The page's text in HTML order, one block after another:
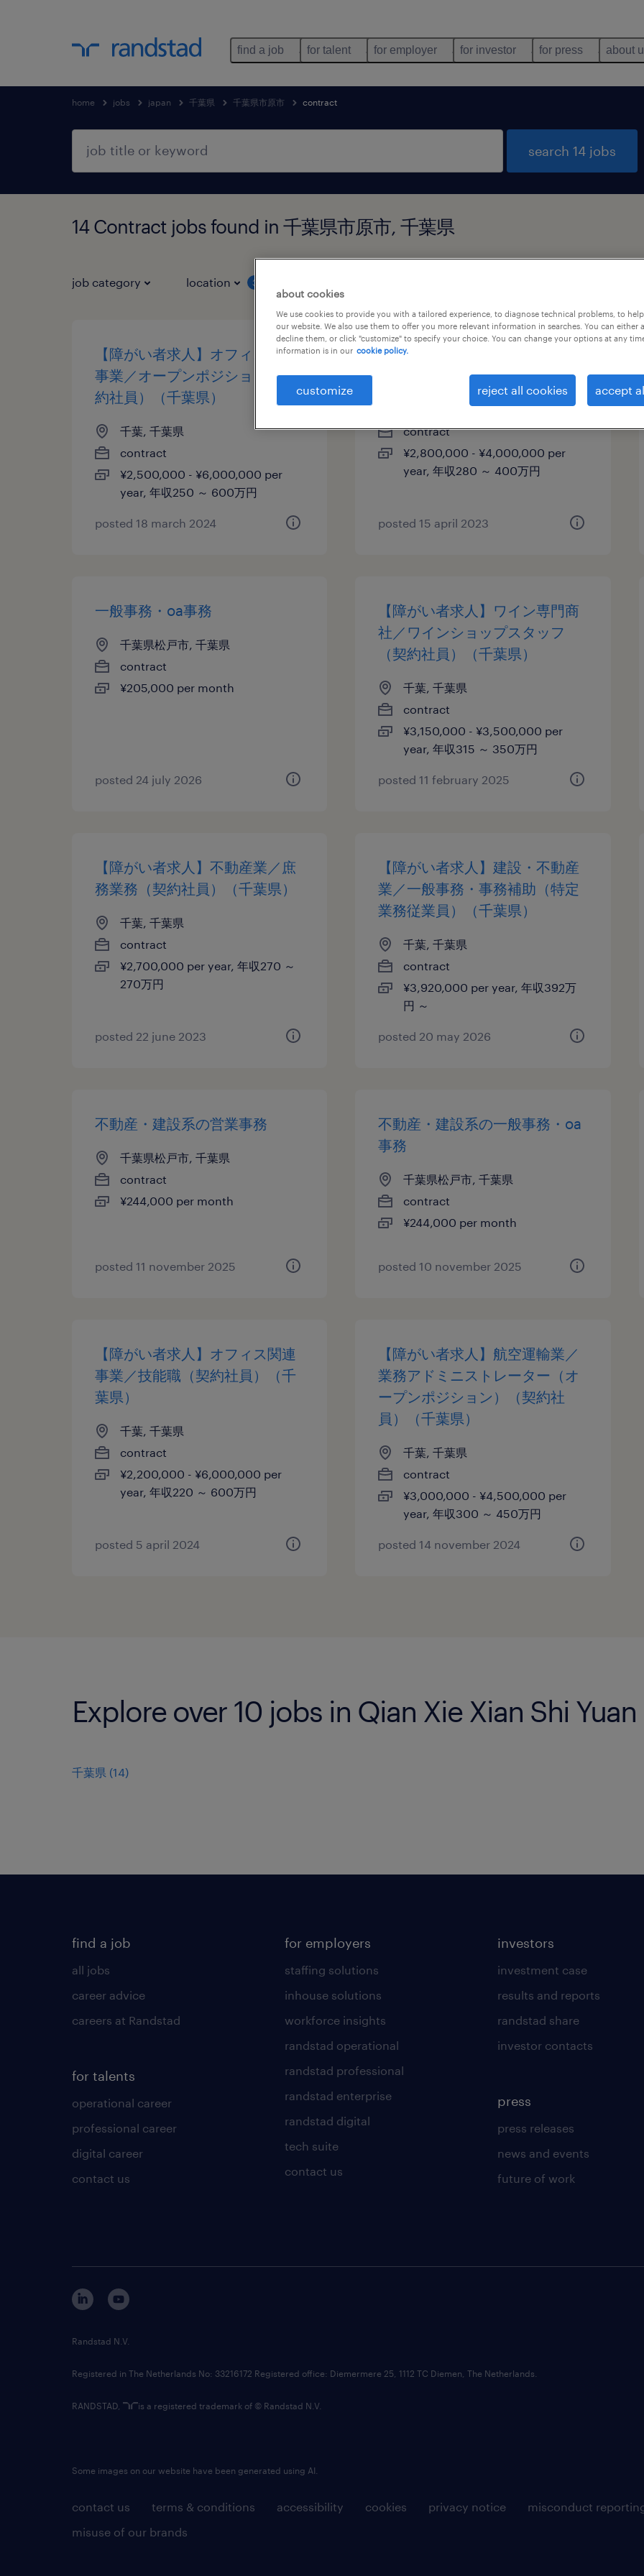
find a job for talent for employer for investor for press about
home jobs japan 千葉県 千葉県市原市 contract
search 14 jobs
14 Contract jobs found in 千葉県市原市, 千葉県
job category location 3
【障がい者求人】オフィス関連
事業／オープンポジション（契
約社員）（千葉県）
千葉, 千葉県
contract
¥2,500,000 - ¥6,000,000 per
year, 年収250 ～ 600万円
posted 18 march 2024
【障がい者求人】ガス製造業／
製造職（契約社員）（千葉県）
contract
¥2,800,000 - ¥4,000,000 per
year, 年収280 ～ 400万円
posted 15 april 2023
一般事務・oa事務
千葉県松戸市, 千葉県
contract
¥205,000 per month
posted 24 july 2026
【障がい者求人】ワイン専門商
社／ワインショップスタッフ
（契約社員）（千葉県）
千葉, 千葉県
contract
¥3,150,000 - ¥3,500,000 per
year, 年収315 ～ 350万円
posted 11 february 2025
【障がい者求人】不動産業／庶
務業務（契約社員）（千葉県）
千葉, 千葉県
contract
¥2,700,000 per year, 年収270 ～
270万円
posted 22 june 2023
【障がい者求人】建設・不動産
業／一般事務・事務補助（特定
業務従業員）（千葉県）
千葉, 千葉県
contract
¥3,920,000 per year, 年収392万
円 ～
posted 20 may 2026
不動産・建設系の営業事務
千葉県松戸市, 千葉県
contract
¥244,000 per month
posted 11 november 2025
不動産・建設系の一般事務・oa
事務
千葉県松戸市, 千葉県
contract
¥244,000 per month
posted 10 november 2025
【障がい者求人】オフィス関連
事業／技能職（契約社員）（千
葉県）
千葉, 千葉県
contract
¥2,200,000 - ¥6,000,000 per
year, 年収220 ～ 600万円
posted 5 april 2024
【障がい者求人】航空運輸業／
業務アドミニストレーター（オ
ープンポジション）（契約社
員）（千葉県）
千葉, 千葉県
contract
¥3,000,000 - ¥4,500,000 per
year, 年収300 ～ 450万円
posted 14 november 2024
Explore over 10 jobs in Qian Xie Xian Shi Yuan
千葉県 (14)
find a job
all jobs
career advice
careers at Randstad
for talents
operational career
professional career
digital career
contact us
for employers
staffing solutions
inhouse solutions
workforce insights
randstad operational
randstad professional
randstad enterprise
randstad digital
tech suite
contact us
investors
investment case
results and reports
randstad share
investor contacts
press
press releases
news and events
future of work
contact us terms & conditions accessibility cookies privacy notice
misconduct
misuse of our brands
Randstad N.V.
Registered in The Netherlands No: 33216172 Registered office: Diemermere 25, 1112 TC Diemen, The Netherlands.
RANDSTAD, is a registered trademark of © Randstad N.V.
Some images on our website have been generated using AI.
about cookies
We use cookies to provide you with a tailored experience, to diagnose technical problems, to
our website. We also use them to offer you more relevant information in searches. You can either
decline them, or click "customize" to specify your choice. You can change your options at any
information is in our cookie policy.
customize reject all cookies accept